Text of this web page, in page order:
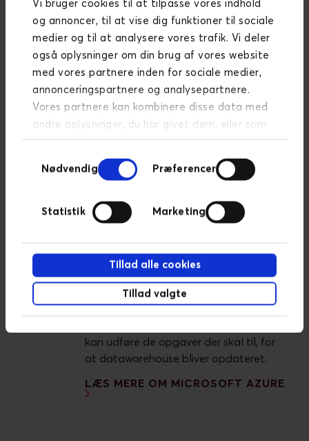
Vi bruger cookies til at tilpasse vores indhold
og annoncer, til at vise dig funktioner til sociale
medier og til at analysere vores trafik. Vi deler
også oplysninger om din brug af vores website
med vores partnere inden for sociale medier,
annonceringspartnere og analysepartnere.
Vores partnere kan kombinere disse data med
andre oplysninger, du har givet dem, eller som
Læs mere om persondatapolitik
Nødvendig
Præferencer
Statistik Marketing
Tillad alle cookies
Tillad valgte
B2C tilbyder identitets- og adgangsstyring til
kundefokuserede apps og er dermed et perfekt
match til denne type løsning. Udover at være i brug
på denne løsning, er det også et ønske fra
HusCompagniet, at det udrulles på alle deres
løsninger, så kunder fremover kun har ét login.
HusCompagniets tech stack
Alle dele er bygget op omkring og
hostet på Azure - Microsofts cloud
platform.
Udstilling af data er implementeret i
kan udføre de opgaver der skal til, for
LÆS MERE OM MICROSOFT AZURE